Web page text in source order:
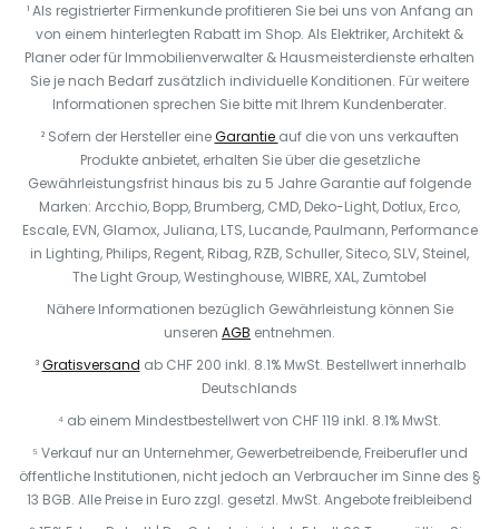
¹ Als registrierter Firmenkunde profitieren Sie bei uns von Anfang an
von einem hinterlegten Rabatt im Shop. Als Elektriker, Architekt &
Planer oder für Immobilienverwalter & Hausmeisterdienste erhalten
Sie je nach Bedarf zusätzlich individuelle Konditionen. Für weitere
Informationen sprechen Sie bitte mit Ihrem Kundenberater.
² Sofern der Hersteller eineGarantie auf die von uns verkauften
Produkte anbietet, erhalten Sie über die gesetzliche
Gewährleistungsfrist hinaus bis zu 5 Jahre Garantie auf folgende
Marken: Arcchio, Bopp, Brumberg, CMD, Deko-Light, Dotlux, Erco,
Escale, EVN, Glamox, Juliana, LTS, Lucande, Paulmann, Performance
in Lighting, Philips, Regent, Ribag, RZB, Schuller, Siteco, SLV, Steinel,
The Light Group, Westinghouse, WIBRE, XAL, Zumtobel
Nähere Informationen bezüglich Gewährleistung können Sie
unseren AGB entnehmen.
³Gratisversand ab CHF 200 inkl. 8.1% MwSt. Bestellwert innerhalb
Deutschlands
⁴ ab einem Mindestbestellwert von CHF 119 inkl. 8.1% MwSt.
⁵ Verkauf nur an Unternehmer, Gewerbetreibende, Freiberufler und
öffentliche Institutionen, nicht jedoch an Verbraucher im Sinne des §
13 BGB. Alle Preise in Euro zzgl. gesetzl. MwSt. Angebote freibleibend